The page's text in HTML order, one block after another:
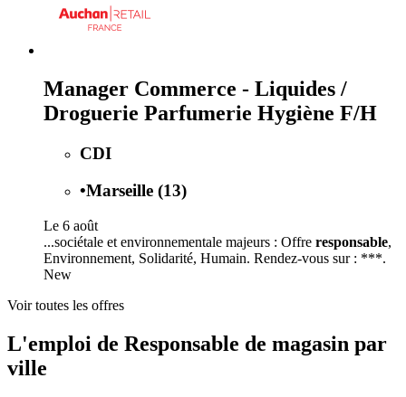
Manager Commerce - Liquides /
Droguerie Parfumerie Hygiène F/H
CDI
•Marseille (13)
Le 6 août
...sociétale et environnementale majeurs : Offre responsable,
Environnement, Solidarité, Humain. Rendez-vous sur : ***.
New
Voir toutes les offres
L'emploi de Responsable de magasin par
ville